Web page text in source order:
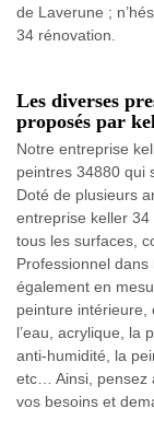
de Laverune ;
34 rénovation.
Les diverses
proposés par
Notre entreprise
peintres 34880 qui
Doté de plusieurs
entreprise keller
tous les surfaces,
Professionnel
également en
peinture intérieure,
l’eau, acrylique, la
anti-humidité, la
etc… Ainsi, pensez
vos besoins et